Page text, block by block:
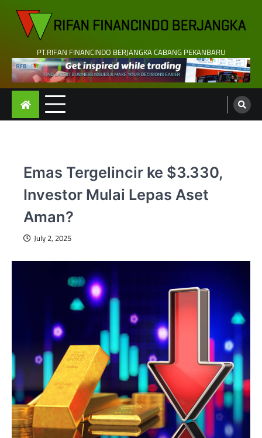
content
PT.RIFAN FINANCINDO BERJANGKA CABANG PEKANBARU
Emas Tergelincir ke $3.330,
Investor Mulai Lepas Aset
Aman?
July 2, 2025